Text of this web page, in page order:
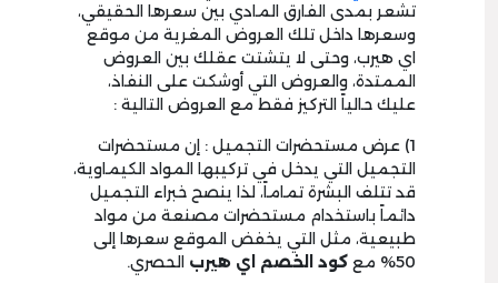
تشعر بمدى الفارق المادي بين سعرها الحقيقي،
وسعرها داخل تلك العروض المغرية من موقع
اي هيرب، وحتى لا يتشتت عقلك بين العروض
الممتدة، والعروض التي أوشكت على النفاذ،
عليك حالياً التركيز فقط مع العروض التالية :
1) عرض مستحضرات التجميل : إن مستحضرات
التجميل التي يدخل في تركيبها المواد الكيماوية،
قد تتلف البشرة تماماً، لذا ينصح خبراء التجميل
دائماً باستخدام مستحضرات مصنعة من مواد
طبيعية، مثل التي يخفض الموقع سعرها إلى
50% مع
كود الخصم اي هيرب الحصري.